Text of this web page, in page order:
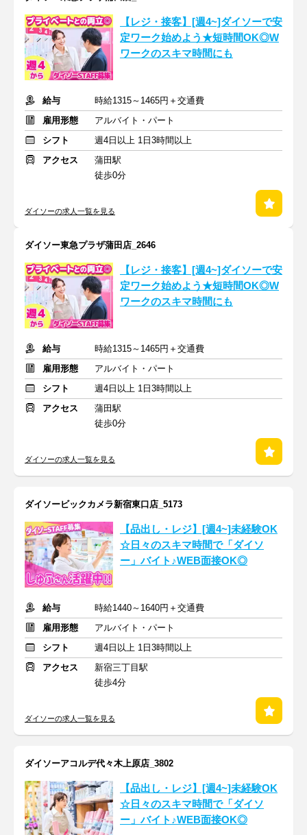
【レジ・接客】[週4~]ダイソーで安
定ワーク始めよう★短時間OK◎W
ワークのスキマ時間にも
給与
時給1315～1465円＋交通費
雇用形態
アルバイト・パート
シフト
週4日以上 1日3時間以上
アクセス
蒲田駅
徒歩0分
ダイソーの求人一覧を見る
ダイソー東急プラザ蒲田店_2646
【レジ・接客】[週4~]ダイソーで安
定ワーク始めよう★短時間OK◎W
ワークのスキマ時間にも
給与
時給1315～1465円＋交通費
雇用形態
アルバイト・パート
シフト
週4日以上 1日3時間以上
アクセス
蒲田駅
徒歩0分
ダイソーの求人一覧を見る
ダイソービックカメラ新宿東口店_5173
【品出し・レジ】[週4~]未経験OK
☆日々のスキマ時間で「ダイソ
ー」バイト♪WEB面接OK◎
給与
時給1440～1640円＋交通費
雇用形態
アルバイト・パート
シフト
週4日以上 1日3時間以上
アクセス
新宿三丁目駅
徒歩4分
ダイソーの求人一覧を見る
ダイソーアコルデ代々木上原店_3802
【品出し・レジ】[週4~]未経験OK
☆日々のスキマ時間で「ダイソ
ー」バイト♪WEB面接OK◎